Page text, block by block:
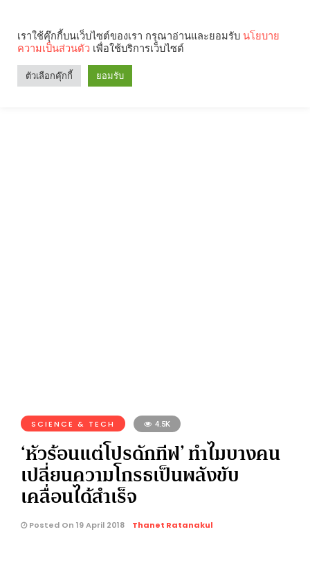
SCIENCE & TECH 4.5K
‘หัวร้อนแต่โปรดักทีฟ’ ทำไมบางคน
เปลี่ยนความโกรธเป็นพลังขับ
เคลื่อนได้สำเร็จ
Posted On 19 April 2018 Thanet Ratanakul
เราใช้คุ๊กกี้บนเว็บไซต์ของเรา กรุณาอ่านและยอมรับ นโยบาย
ความเป็นส่วนตัว เพื่อใช้บริการเว็บไซต์
ตัวเลือกคุ๊กกี้ ยอมรับ